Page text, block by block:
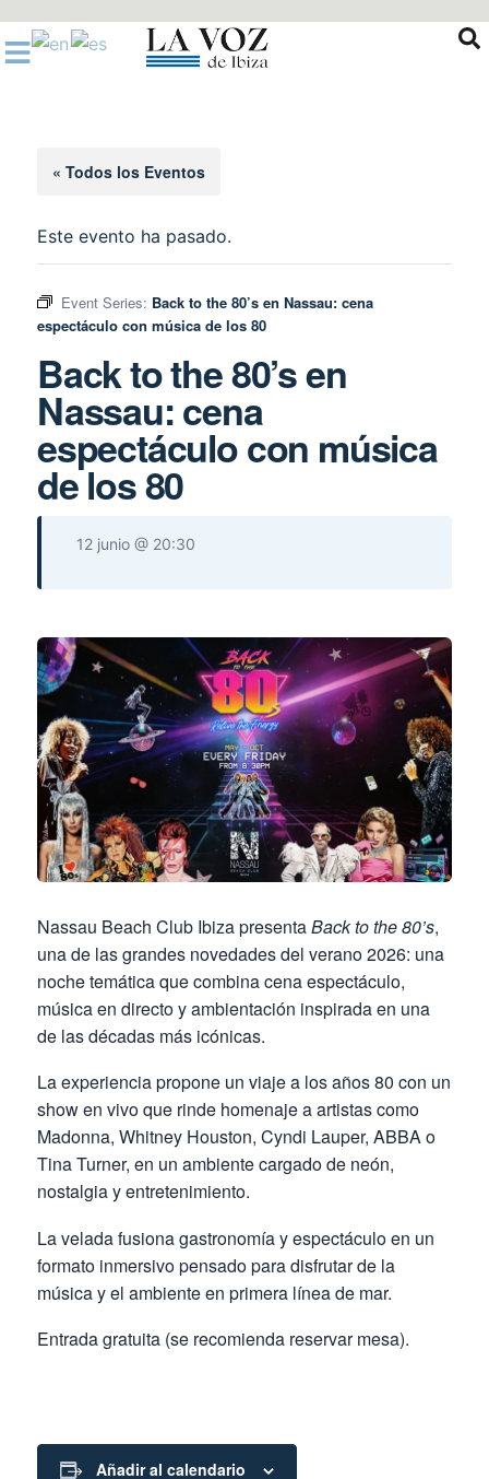
al
contenido
« Todos los Eventos
Este evento ha pasado.
Event Series: Back to the 80’s en Nassau: cena
espectáculo con música de los 80
Back to the 80’s en
Nassau: cena
espectáculo con música
de los 80
12 junio @ 20:30
Nassau Beach Club Ibiza presentaBack to the 80’s,
una de las grandes novedades del verano 2026: una
noche temática que combina cena espectáculo,
música en directo y ambientación inspirada en una
de las décadas más icónicas.
La experiencia propone un viaje a los años 80 con un
show en vivo que rinde homenaje a artistas como
Madonna, Whitney Houston, Cyndi Lauper, ABBA o
Tina Turner, en un ambiente cargado de neón,
nostalgia y entretenimiento.
La velada fusiona gastronomía y espectáculo en un
formato inmersivo pensado para disfrutar de la
música y el ambiente en primera línea de mar.
Entrada gratuita (se recomienda reservar mesa).
Añadir al calendario